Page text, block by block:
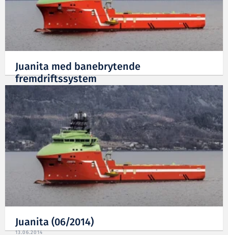
Juanita med banebrytende
fremdriftssystem
Juanita (06/2014)
13.06.2014